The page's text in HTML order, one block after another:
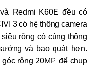
Redmi K60E đều có
3 có hệ thống camera
rộng có cùng thông
và bao quát hơn.
rộng 20MP để chụp